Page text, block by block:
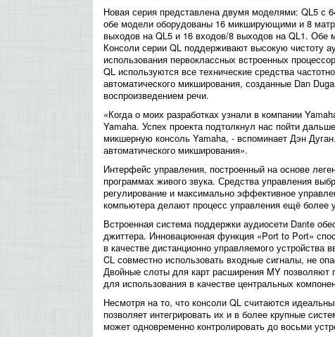
Новая серия представлена двумя моделями: QL5
обе модели оборудованы 16 микширующими и 8
выходов на QL5 и 16 входов/8 выходов на QL1. Обе
Консоли серии QL поддерживают высокую чистоту
использования первоклассных встроенных
QL используются все технические средства
автоматического микширования, созданные Dan
воспроизведением речи.
«Когда о моих разработках узнали в компании
Yamaha. Успех проекта подтолкнул нас пойти
микшерную консоль Yamaha, - вспоминает Дэн
автоматического микширования».
Интерфейс управления, построенный на основе
программах живого звука. Средства управления
регулирование и максимально эффективное
компьютера делают процесс управления ещё более
Встроенная система поддержки аудиосети Dante
джиттера. Инновационная функция «Port to Port»
в качестве дистанционно управляемого
CL совместно использовать входные сигналы, не
Двойные слоты для карт расширения MY
для использования в качестве центральных
Несмотря на то, что консоли QL считаются
позволяет интегрировать их и в более крупные
может одновременно контролировать до восьми